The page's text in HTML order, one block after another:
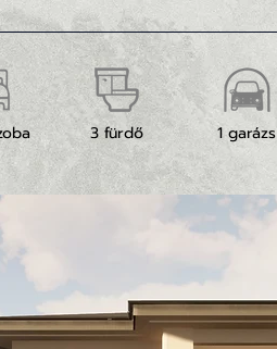
3 fürdő 1 garázs